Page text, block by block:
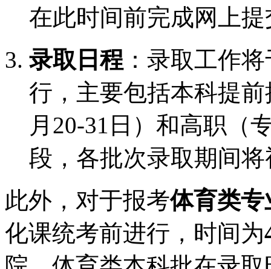
在此时间前完成网上提
录取日程 ：录取工作
行，主要包括本科提
月20-31日）和高职（
段，各批次录取期间
此外，对于报考体育类专
化课统考前进行，时间为